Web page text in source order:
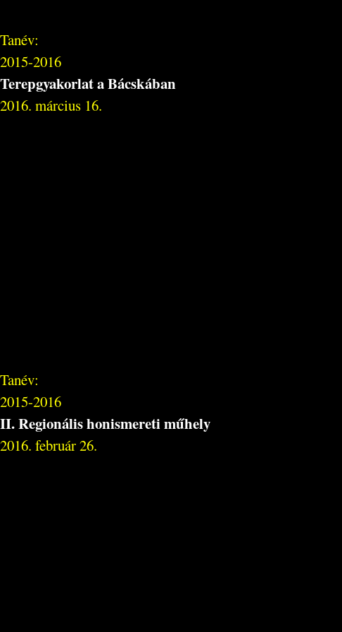
Tanév:
2015-2016
Terepgyakorlat a Bácskában
2016. március 16.
Tanév:
2015-2016
II. Regionális honismereti műhely
2016. február 26.